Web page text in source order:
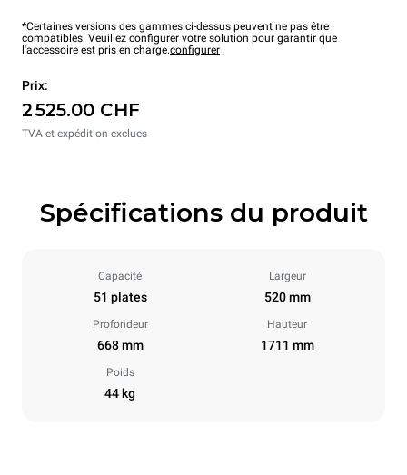
*Certaines versions des gammes ci-dessus peuvent ne pas être
compatibles. Veuillez configurer votre solution pour garantir que
l'accessoire est pris en charge.configurer
Prix:
2 525.00 CHF
TVA et expédition exclues
Spécifications du produit
Capacité
51 plates
Largeur
520 mm
Profondeur
668 mm
Hauteur
1711 mm
Poids
44 kg